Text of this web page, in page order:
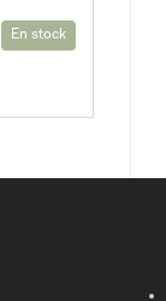
En stock